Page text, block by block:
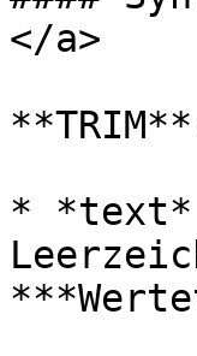
</a>
* *text*